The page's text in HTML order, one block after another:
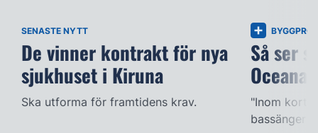
SENASTE NYTT
De vinner kontrakt för nya
sjukhuset i Kiruna
Ska utforma för framtidens krav.
Så ser
Oceana
"Inom kort